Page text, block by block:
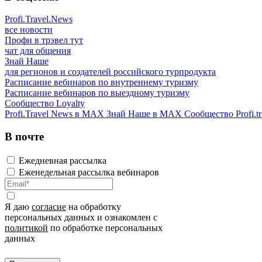
Profi.Travel.News
все новости
Профи в трэвел тут
чат для общения
Знай Наше
для регионов и создателей российского турпродукта
Расписание вебинаров по внутреннему туризму
Расписание вебинаров по выездному туризму
Сообщество Loyalty
Profi.Travel News в MAX Знай Наше в MAX Сообщество
В почте
Ежедневная рассылка
Еженедельная рассылка вебинаров
Я даю согласие на обработку
персональных данных и ознакомлен с
политикой по обработке персональных
данных